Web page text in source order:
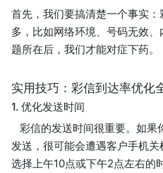
首先，我们要搞清楚一个事实
多，比如网络环境、号码无效
题所在后，我们才能对症下药。
实用技巧：彩信到达率优化
1. 优化发送时间
彩信的发送时间很重要。如果
发送，很可能会遭遇客户手机
选择上午10点或下午2点左右的